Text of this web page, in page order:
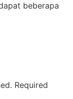
beberapa
Required